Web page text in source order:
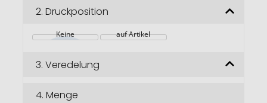
2. Druckposition
Keine auf Artikel
3. Veredelung
4. Menge